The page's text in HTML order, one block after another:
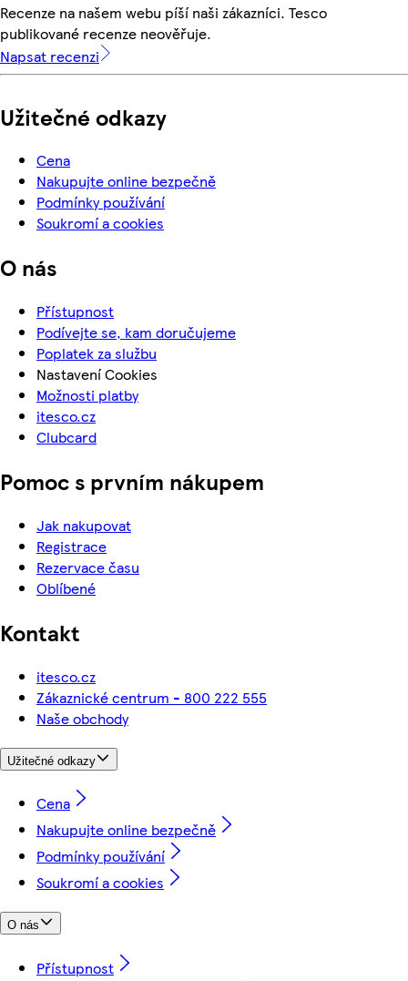
Recenze na našem webu píší naši zákazníci. Tesco
publikované recenze neověřuje.
Napsat recenzi
Užitečné odkazy
Cena
Nakupujte online bezpečně
Podmínky používání
Soukromí a cookies
O nás
Přístupnost
Podívejte se, kam doručujeme
Poplatek za službu
Nastavení Cookies
Možnosti platby
itesco.cz
Clubcard
Pomoc s prvním nákupem
Jak nakupovat
Registrace
Rezervace času
Oblíbené
Kontakt
itesco.cz
Zákaznické centrum - 800 222 555
Naše obchody
Užitečné odkazy
Cena
Nakupujte online bezpečně
Podmínky používání
Soukromí a cookies
O nás
Přístupnost